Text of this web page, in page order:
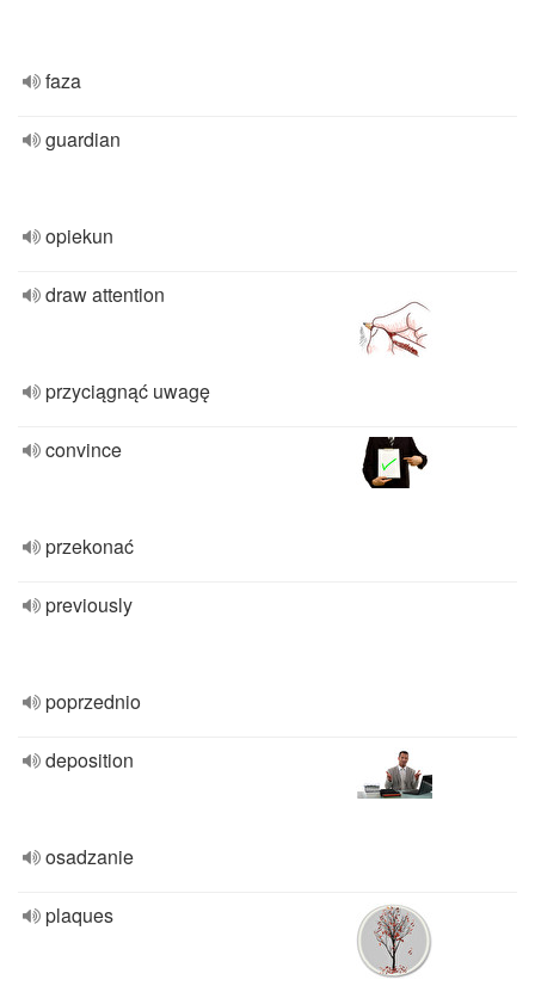
faza
guardian
opiekun
draw attention
przyciągnąć uwagę
convince
przekonać
previously
poprzednio
deposition
osadzanie
plaques